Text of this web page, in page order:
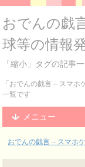
おでんの戯
球等の情報
「縮小」タグの記事
「おでんの戯言 – スマ
一覧です
メニュー
おでんの戯言 – スマホ